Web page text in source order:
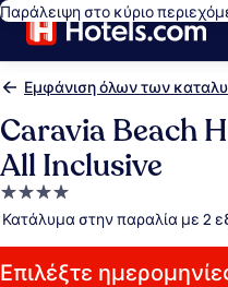
Παράλειψη στο κύριο
Εμφάνιση όλων των
Caravia Beach
All Inclusive
Κατάλυμα
με
αστέρια
Κατάλυμα στην παραλία με 2
Επιλέξτε